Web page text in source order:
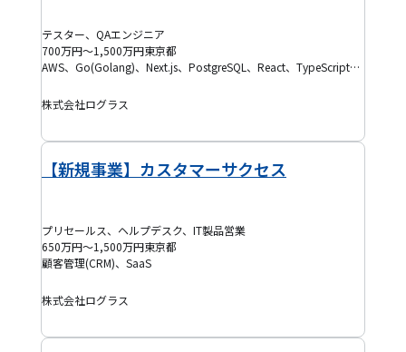
テスター、QAエンジニア
700万円～1,500万円東京都
AWS、Go(Golang)、Next.js、PostgreSQL、React、TypeScript、Kotlin、Rust、Terraform、テスト設計
株式会社ログラス
【新規事業】カスタマーサクセス
プリセールス、ヘルプデスク、IT製品営業
650万円～1,500万円東京都
顧客管理(CRM)、SaaS
株式会社ログラス